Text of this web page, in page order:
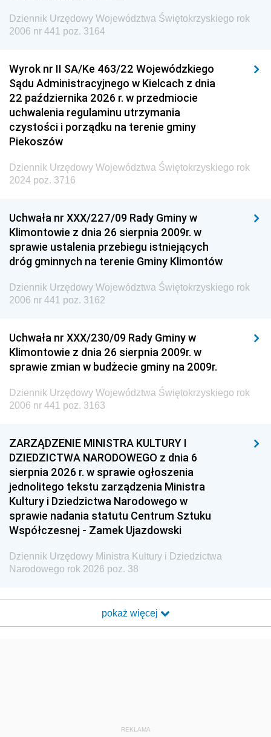
Dziennik Urzędowy Agencji Wywiadu
Dziennik Urzędowy Województwa Świętokrzyskiego rok
2006 nr 441 poz. 3164
Wyrok nr II SA/Ke 463/22 Wojewódzkiego
Sądu Administracyjnego w Kielcach z dnia
22 października 2026 r. w przedmiocie
uchwalenia regulaminu utrzymania
czystości i porządku na terenie gminy
Piekoszów
Dziennik Urzędowy Województwa Świętokrzyskiego rok
2024 poz. 3716
Uchwała nr XXX/227/09 Rady Gminy w
Klimontowie z dnia 26 sierpnia 2009r. w
sprawie ustalenia przebiegu istniejących
dróg gminnych na terenie Gminy Klimontów
Dziennik Urzędowy Województwa Świętokrzyskiego rok
2006 nr 441 poz. 3162
Uchwała nr XXX/230/09 Rady Gminy w
Klimontowie z dnia 26 sierpnia 2009r. w
sprawie zmian w budżecie gminy na 2009r.
Dziennik Urzędowy Województwa Świętokrzyskiego rok
2006 nr 441 poz. 3163
ZARZĄDZENIE MINISTRA KULTURY I
DZIEDZICTWA NARODOWEGO z dnia 6
sierpnia 2026 r. w sprawie ogłoszenia
jednolitego tekstu zarządzenia Ministra
Kultury i Dziedzictwa Narodowego w
sprawie nadania statutu Centrum Sztuku
Współczesnej - Zamek Ujazdowski
Dziennik Urzędowy Ministra Kultury i Dziedzictwa
Narodowego rok 2026 poz. 38
pokaż więcej
REKLAMA